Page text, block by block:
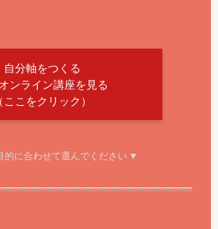
自分軸をつくる
ンライン講座を見る
（ここをクリック）
的に合わせて選んでください ▼